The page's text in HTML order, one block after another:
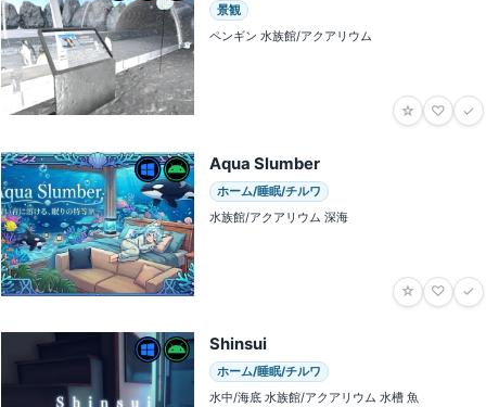
景観
ペンギン 水族館/アクアリウム
☆ ♡ ✓
Aqua Slumber
ホーム/睡眠/チルワ
水族館/アクアリウム 深海
☆ ♡ ✓
Shinsui
ホーム/睡眠/チルワ
水中/海底 水族館/アクアリウム 水槽 魚